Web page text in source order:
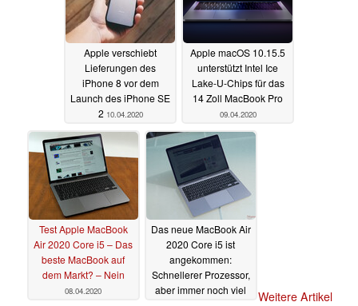
Apple verschiebt
Lieferungen des
iPhone 8 vor dem
Launch des iPhone SE
2 10.04.2020
Apple macOS 10.15.5
unterstützt Intel Ice
Lake-U-Chips für das
14 Zoll MacBook Pro
09.04.2020
Test Apple MacBook
Air 2020 Core i5 – Das
beste MacBook auf
dem Markt? – Nein
08.04.2020
Das neue MacBook Air
2020 Core i5 ist
angekommen:
Schnellerer Prozessor,
aber immer noch viel
Weitere Artikel